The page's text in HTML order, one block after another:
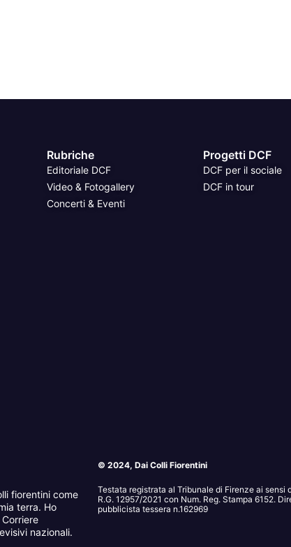
Rubriche
Editoriale DCF
Video & Fotogallery
Concerti & Eventi
Progetti DCF
DCF per il sociale
DCF in tour
fiorentini come
terra. Ho
nazionali.
© 2024, Dai Colli Fiorentini
Testata registrata al Tribunale di Firenze ai sensi
R.G. 12957/2021 con Num. Reg. Stampa 6152.
pubblicista tessera n.162969